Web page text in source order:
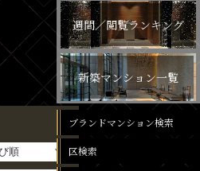
週間／閲覧ランキング
新築マンション一覧
ブランドマンション検索
区検索